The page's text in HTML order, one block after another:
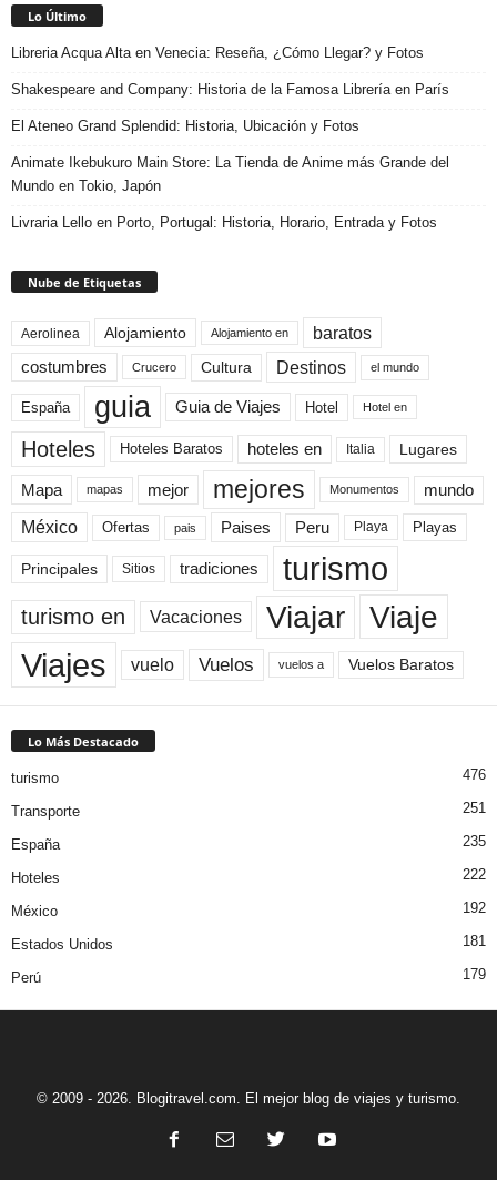
Lo Último
Libreria Acqua Alta en Venecia: Reseña, ¿Cómo Llegar? y Fotos
Shakespeare and Company: Historia de la Famosa Librería en París
El Ateneo Grand Splendid: Historia, Ubicación y Fotos
Animate Ikebukuro Main Store: La Tienda de Anime más Grande del
Mundo en Tokio, Japón
Livraria Lello en Porto, Portugal: Historia, Horario, Entrada y Fotos
Nube de Etiquetas
Aerolinea Alojamiento Alojamiento en baratos
costumbres Crucero Cultura Destinos el mundo
España guia Guia de Viajes Hotel Hotel en
Hoteles Hoteles Baratos hoteles en Italia Lugares
Mapa mapas mejor mejores Monumentos mundo
México Ofertas pais Paises Peru Playa Playas
Principales Sitios tradiciones turismo
turismo en Vacaciones Viajar Viaje
Viajes vuelo Vuelos vuelos a Vuelos Baratos
Lo Más Destacado
turismo 476
Transporte 251
España 235
Hoteles 222
México 192
Estados Unidos 181
Perú 179
© 2009 - 2026. Blogitravel.com. El mejor blog de viajes y turismo.